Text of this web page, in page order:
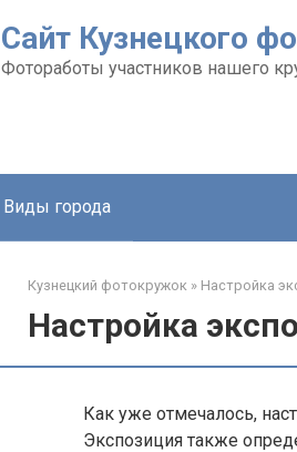
Сайт Кузнецкого
Фотоработы участников нашего
Виды города
Кузнецкий фотокружок » Настройка
Настройка
Как уже отмечалось,
Экспозиция также